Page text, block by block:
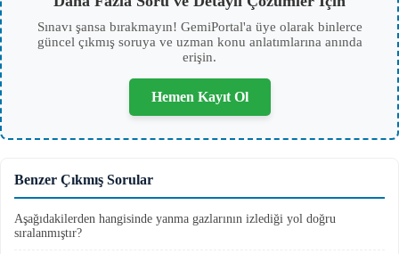
Sınavı şansa bırakmayın! GemiPortal'a üye olarak binlerce
güncel çıkmış soruya ve uzman konu anlatımlarına anında
erişin.
Hemen Kayıt Ol
Benzer Çıkmış Sorular
Aşağıdakilerden hangisinde yanma gazlarının izlediği yol doğru
sıralanmıştır?